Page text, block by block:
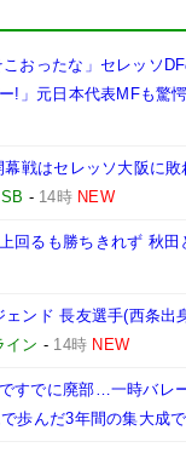
おったな」セレッソ
!」元日本代表MFも驚
戦はセレッソ大阪に
- 14時 NEW
回るも勝ちきれず 秋
ェンド 長友選手(西条
イン - 14時 NEW
すでに廃部…一時バレ
歩んだ3年間の集大成